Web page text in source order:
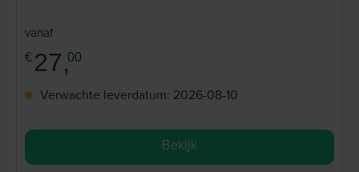
vanaf
€ 27,00
Verwachte leverdatum: 2026-08-10
Bekijk